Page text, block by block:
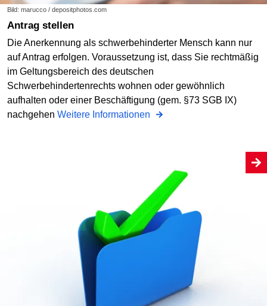
Bild: marucco / depositphotos.com
Antrag stellen
Die Anerkennung als schwerbehinderter Mensch kann nur
auf Antrag erfolgen. Voraussetzung ist, dass Sie rechtmäßig
im Geltungsbereich des deutschen
Schwerbehindertenrechts wohnen oder gewöhnlich
aufhalten oder einer Beschäftigung (gem. §73 SGB IX)
nachgehen Weitere Informationen